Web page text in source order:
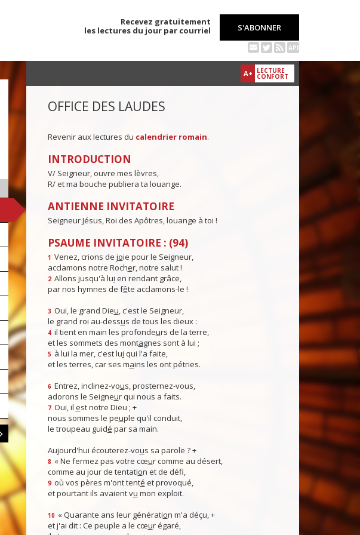
Recevez gratuitement
les lectures du jour par courriel
S'ABONNER
API
A+ LECTURE
CONFORT
OFFICE DES LAUDES
Revenir aux lectures du calendrier romain.
INTRODUCTION
V/ Seigneur, ouvre mes lèvres,
R/ et ma bouche publiera ta louange.
ANTIENNE INVITATOIRE
Seigneur Jésus, Roi des Apôtres, louange à toi !
PSAUME INVITATOIRE : (94)
1 Venez, crions de joie pour le Seigneur,
acclamons notre Rocher, notre salut !
2 Allons jusqu'à lui en rendant grâce,
par nos hymnes de fête acclamons-le !
3 Oui, le grand Dieu, c'est le Seigneur,
le grand roi au-dessus de tous les dieux :
4 il tient en main les profondeurs de la terre,
et les sommets des montagnes sont à lui ;
5 à lui la mer, c'est lui qui l'a faite,
et les terres, car ses mains les ont pétries.
6 Entrez, inclinez-vous, prosternez-vous,
adorons le Seigneur qui nous a faits.
7 Oui, il est notre Dieu ; +
nous sommes le peuple qu'il conduit,
le troupeau guidé par sa main.
Aujourd'hui écouterez-vous sa parole ? +
8 « Ne fermez pas votre cœur comme au désert,
comme au jour de tentation et de défi,
9 où vos pères m'ont tenté et provoqué,
et pourtant ils avaient vu mon exploit.
10 « Quarante ans leur génération m'a déçu, +
et j'ai dit : Ce peuple a le cœur égaré,